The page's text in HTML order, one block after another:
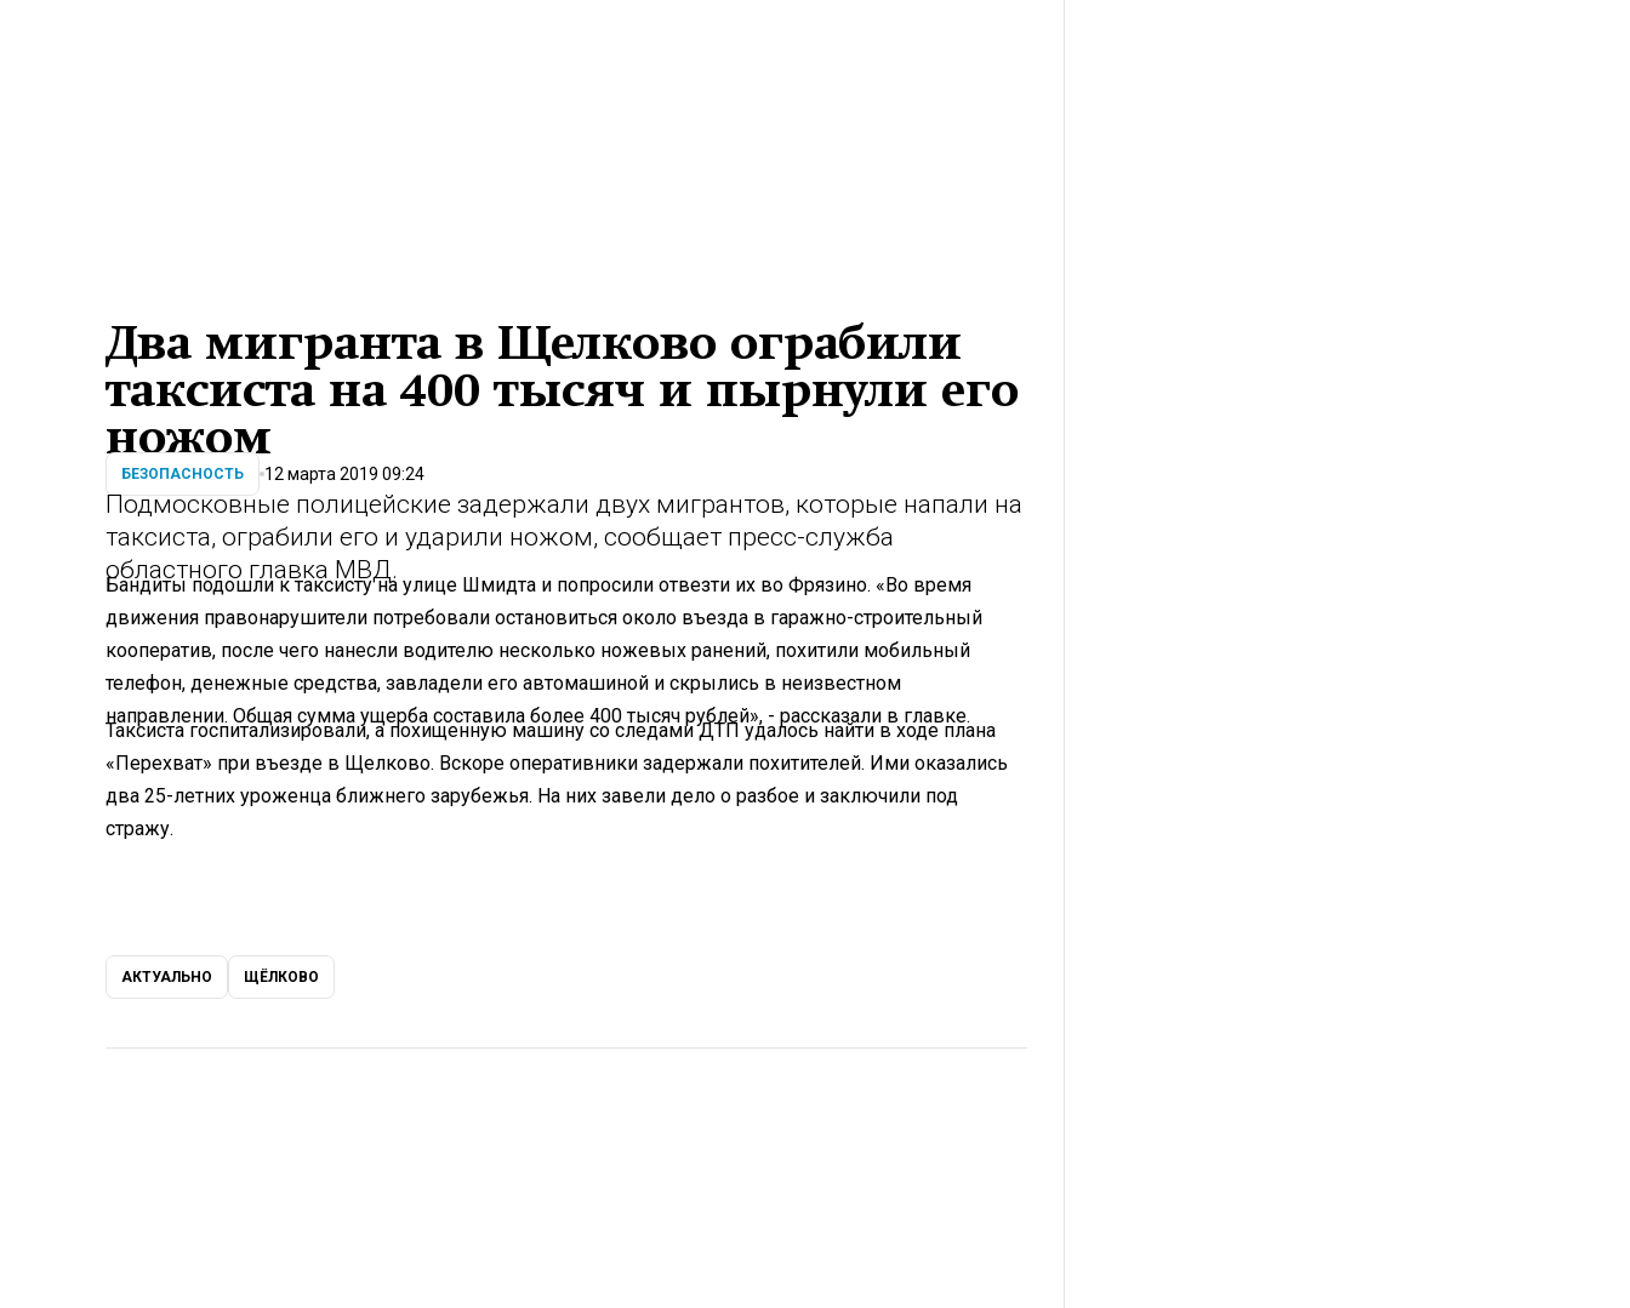
Два мигранта в Щелково ограбили
таксиста на 400 тысяч и пырнули его
ножом
БЕЗОПАСНОСТЬ 12 марта 2019 09:24
Подмосковные полицейские задержали двух мигрантов, которые напали на
таксиста, ограбили его и ударили ножом, сообщает пресс-служба
областного главка МВД.
Бандиты подошли к таксисту на улице Шмидта и попросили отвезти их во Фрязино. «Во время
движения правонарушители потребовали остановиться около въезда в гаражно-строительный
кооператив, после чего нанесли водителю несколько ножевых ранений, похитили мобильный
телефон, денежные средства, завладели его автомашиной и скрылись в неизвестном
направлении. Общая сумма ущерба составила более 400 тысяч рублей», - рассказали в главке.
Таксиста госпитализировали, а похищенную машину со следами ДТП удалось найти в ходе плана
«Перехват» при въезде в Щелково. Вскоре оперативники задержали похитителей. Ими оказались
два 25-летних уроженца ближнего зарубежья. На них завели дело о разбое и заключили под
стражу.
АКТУАЛЬНО ЩЁЛКОВО